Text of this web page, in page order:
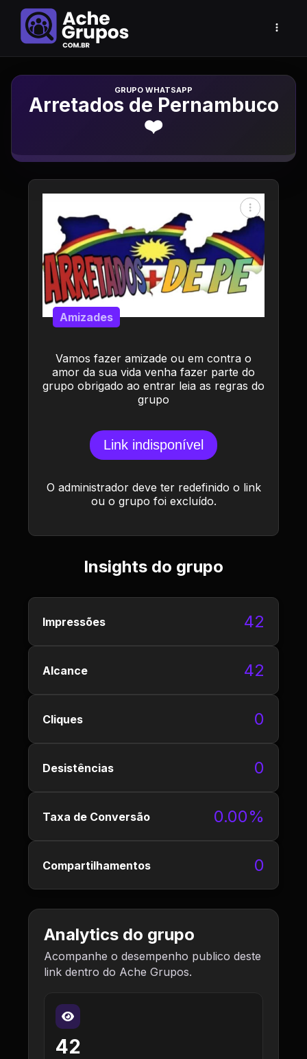
Grupo de Whatsapp
Arretados de Pernambuco
❤️
Vamos fazer amizade ou em contra o
amor da sua vida venha fazer parte do
grupo obrigado ao entrar leia as regras do
grupo
Amizades
Link indisponível
O administrador deve ter redefinido o link
ou o grupo foi excluído.
Insights do grupo
Impressões 42
Alcance 42
Cliques 0
Desistências 0
Taxa de Conversão 0.00%
Compartilhamentos 0
Analytics do grupo
Acompanhe o desempenho publico deste
link dentro do Ache Grupos.
42